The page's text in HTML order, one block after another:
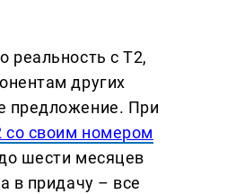
реальность с Т2,
других
предложение. При
со своим номером
шести месяцев
в придачу – все